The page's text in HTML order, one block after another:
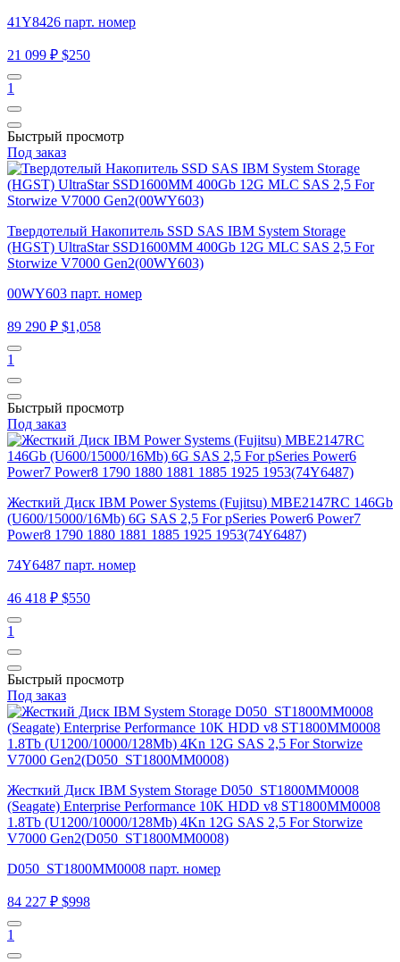
41Y8426 парт. номер
21 099 ₽ $250
1
Быстрый просмотр
Под заказ
Твердотелый Накопитель SSD SAS IBM System Storage
(HGST) UltraStar SSD1600MM 400Gb 12G MLC SAS 2,5 For
Storwize V7000 Gen2(00WY603)
00WY603 парт. номер
89 290 ₽ $1,058
1
Быстрый просмотр
Под заказ
Жесткий Диск IBM Power Systems (Fujitsu) MBE2147RC 146Gb
(U600/15000/16Mb) 6G SAS 2,5 For pSeries Power6 Power7
Power8 1790 1880 1881 1885 1925 1953(74Y6487)
74Y6487 парт. номер
46 418 ₽ $550
1
Быстрый просмотр
Под заказ
Жесткий Диск IBM System Storage D050_ST1800MM0008
(Seagate) Enterprise Performance 10K HDD v8 ST1800MM0008
1.8Tb (U1200/10000/128Mb) 4Kn 12G SAS 2,5 For Storwize
V7000 Gen2(D050_ST1800MM0008)
D050_ST1800MM0008 парт. номер
84 227 ₽ $998
1